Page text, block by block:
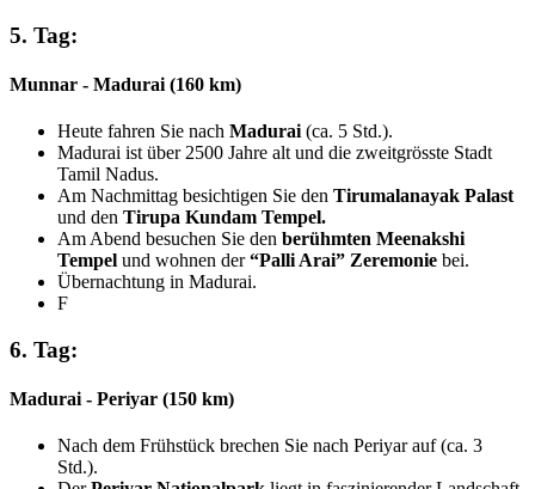
5. Tag:
Munnar - Madurai (160 km)
Heute fahren Sie nach Madurai (ca. 5 Std.).
Madurai ist über 2500 Jahre alt und die zweitgrösste Stadt
Tamil Nadus.
Am Nachmittag besichtigen Sie den Tirumalanayak Palast
und den Tirupa Kundam Tempel.
Am Abend besuchen Sie den berühmten Meenakshi
Tempel und wohnen der“Palli Arai” Zeremonie bei.
Übernachtung in Madurai.
F
6. Tag:
Madurai - Periyar (150 km)
Nach dem Frühstück brechen Sie nach Periyar auf (ca. 3
Std.).